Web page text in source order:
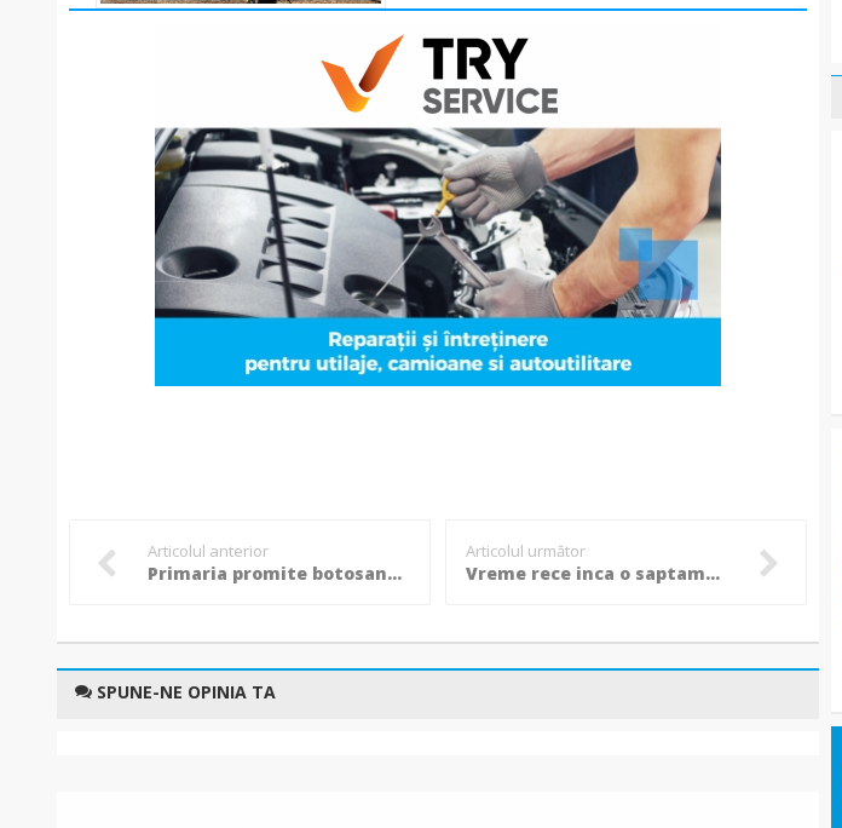
Articolul anterior
Primaria promite botosanenilor 1.500 de noi locuri de parcare pana la sfarsitul anului!
Articolul următor
Vreme rece inca o saptamana
SPUNE-NE OPINIA TA